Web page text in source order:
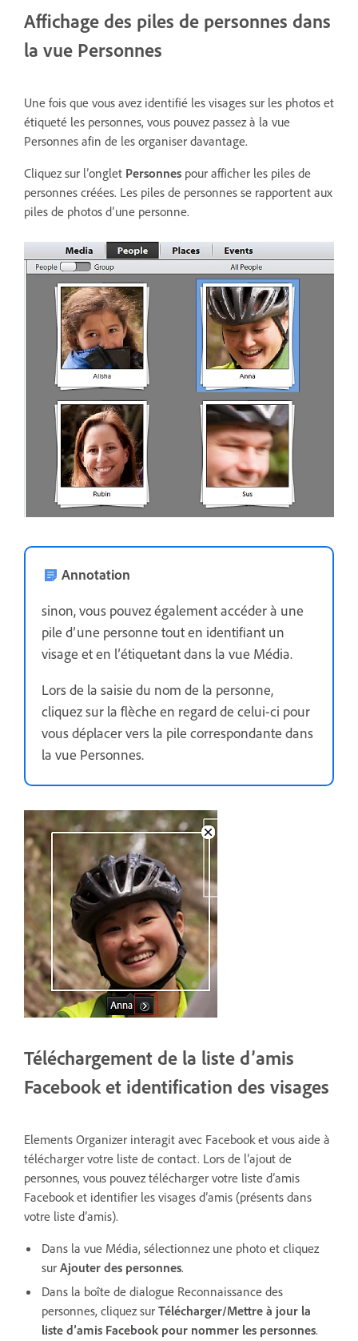
Affichage des piles de personnes dans
la vue Personnes
Une fois que vous avez identifié les visages sur les photos et
étiqueté les personnes, vous pouvez passez à la vue
Personnes afin de les organiser davantage.
Cliquez sur l’onglet Personnes pour afficher les piles de
personnes créées. Les piles de personnes se rapportent aux
piles de photos d’une personne.
Annotation
sinon, vous pouvez également accéder à une
pile d’une personne tout en identifiant un
visage et en l’étiquetant dans la vue Média.
Lors de la saisie du nom de la personne,
cliquez sur la flèche en regard de celui-ci pour
vous déplacer vers la pile correspondante dans
la vue Personnes.
Téléchargement de la liste d’amis
Facebook et identification des visages
Elements Organizer interagit avec Facebook et vous aide à
télécharger votre liste de contact. Lors de l’ajout de
personnes, vous pouvez télécharger votre liste d’amis
Facebook et identifier les visages d’amis (présents dans
votre liste d’amis).
Dans la vue Média, sélectionnez une photo et cliquez
sur Ajouter des personnes.
Dans la boîte de dialogue Reconnaissance des
personnes, cliquez sur Télécharger/Mettre à jour la
liste d’amis Facebook pour nommer les personnes.